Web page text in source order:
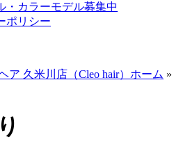
・カラーモデル募集中
ポリシー
ア 久米川店（Cleo hair）ホーム »